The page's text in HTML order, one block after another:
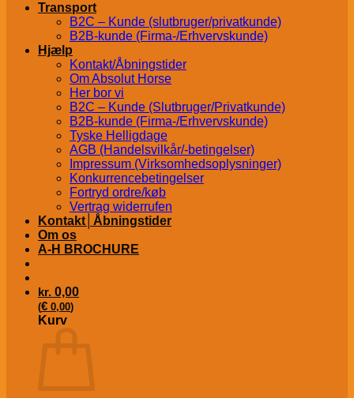
Transport
B2C – Kunde (slutbruger/privatkunde)
B2B-kunde (Firma-/Erhvervskunde)
Hjælp
Kontakt/Åbningstider
Om Absolut Horse
Her bor vi
B2C – Kunde (Slutbruger/Privatkunde)
B2B-kunde (Firma-/Erhvervskunde)
Tyske Helligdage
AGB (Handelsvilkår/-betingelser)
Impressum (Virksomhedsoplysninger)
Konkurrencebetingelser
Fortryd ordre/køb
Vertrag widerrufen
Kontakt│Åbningstider
Om os
A-H BROCHURE
kr. 0,00
(€ 0,00)
Kurv